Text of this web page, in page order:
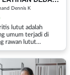
KAKU SENDI
Dennis K
lutut adalah
umum terjadi di
rawan lutut
dan aus,
penurunan
dapat disebabkan